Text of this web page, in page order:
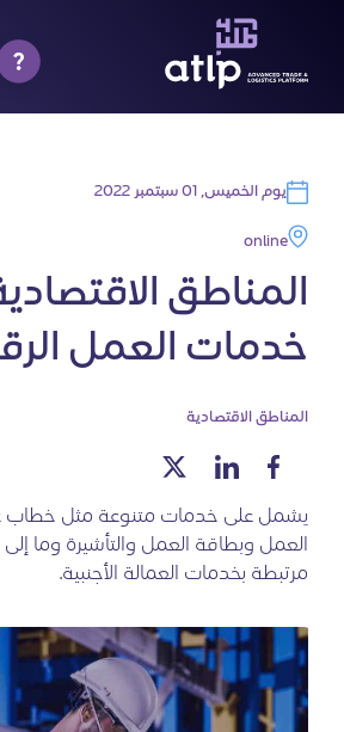
يوم الخميس, 01 سبتمبر 2022
online
المناطق
خدمات العمل
المناطق الاقتصادية
يشمل على خدمات متنوعة مثل خطاب
العمل وبطاقة العمل والتأشيرة وما
مرتبطة بخدمات العمالة الأجنبية.